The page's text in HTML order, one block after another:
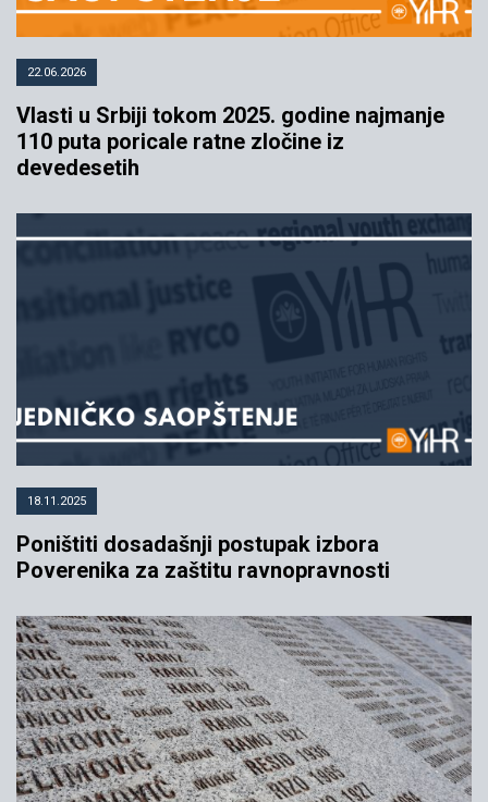
22.06.2026
Vlasti u Srbiji tokom 2025. godine najmanje
110 puta poricale ratne zločine iz
devedesetih
18.11.2025
Poništiti dosadašnji postupak izbora
Poverenika za zaštitu ravnopravnosti